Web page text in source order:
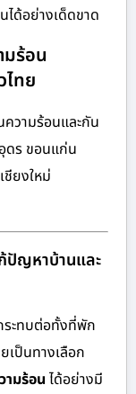
ด้อย่างเด็ดขาด
ร้อน
ทย
วามร้อนและกัน
ร ขอนแก่น
ยงใหม่
ปัญหาบ้านและ
ระทบต่อทั้งที่พัก
เป็นทางเลือก
มร้อน ได้อย่างมี